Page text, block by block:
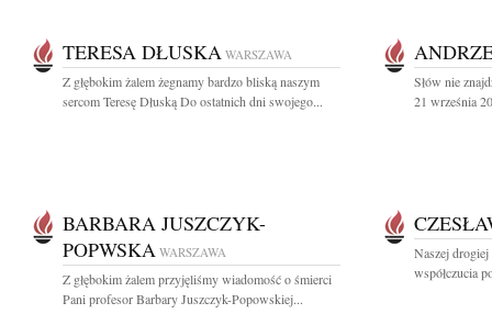
TERESA DŁUSKA WARSZAWA
Z głębokim żalem żegnamy bardzo bliską naszym
sercom Teresę Dłuską Do ostatnich dni swojego...
Słów nie
21 września
BARBARA JUSZCZYK-
POPWSKA WARSZAWA
Z głębokim żalem przyjęliśmy wiadomość o śmierci
Pani profesor Barbary Juszczyk-Popowskiej...
Naszej drogiej
współczucia